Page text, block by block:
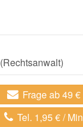
(Rechtsanwalt)
Frage ab 49 €
Tel. 1,95 € / Min